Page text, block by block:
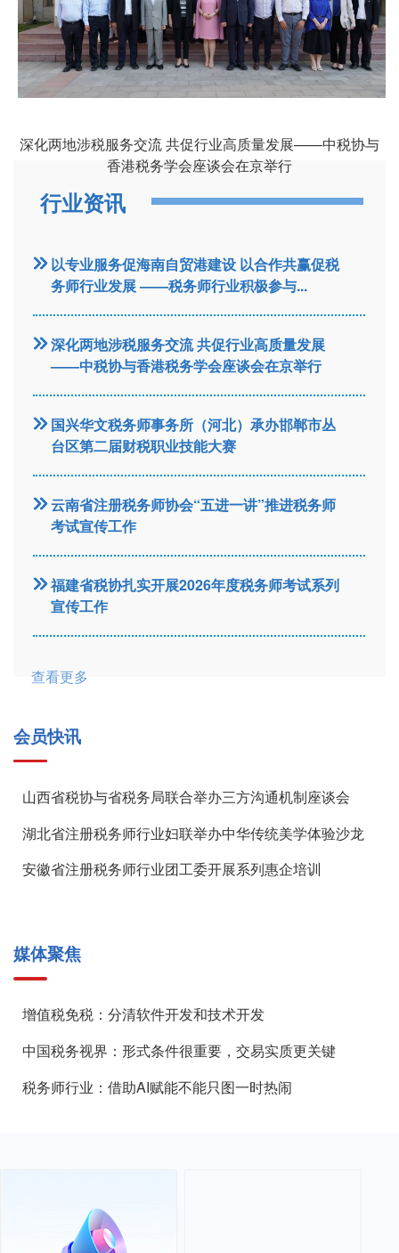
深化两地涉税服务交流 共促行业高质量发展——中税协与
香港税务学会座谈会在京举行
行业资讯
以专业服务促海南自贸港建设 以合作共赢促税
务师行业发展 ——税务师行业积极参与...
深化两地涉税服务交流 共促行业高质量发展
——中税协与香港税务学会座谈会在京举行
国兴华文税务师事务所（河北）承办邯郸市丛
台区第二届财税职业技能大赛
云南省注册税务师协会“五进一讲”推进税务师
考试宣传工作
福建省税协扎实开展2026年度税务师考试系列
宣传工作
查看更多
会员快讯
山西省税协与省税务局联合举办三方沟通机制座谈会
湖北省注册税务师行业妇联举办中华传统美学体验沙龙
安徽省注册税务师行业团工委开展系列惠企培训
媒体聚焦
增值税免税：分清软件开发和技术开发
中国税务视界：形式条件很重要，交易实质更关键
税务师行业：借助AI赋能不能只图一时热闹